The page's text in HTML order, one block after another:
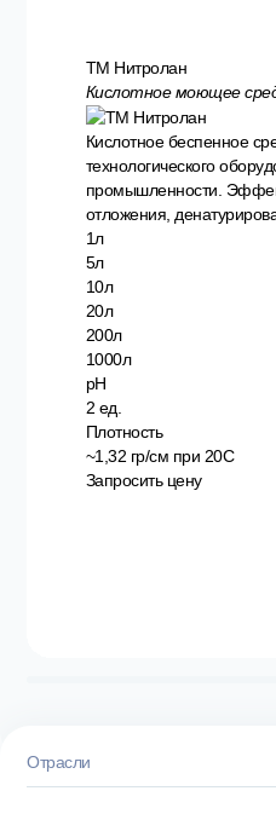
ТМ Нитролан
Кислотное моющее
Кислотное беспенное
технологического
промышленности.
отложения,
1л
5л
10л
20л
200л
1000л
pH
2 ед.
Плотность
~1,32 гр/см при 20С
Запросить цену
Отрасли